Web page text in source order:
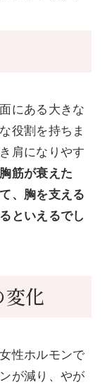
にある大きな
役割を持ちま
肩になりやす
筋が衰えた
、胸を支える
といえるでし
化
性ホルモンで
が減り、やが